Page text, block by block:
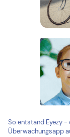
So entstand Eyezy
Überwachungsapp